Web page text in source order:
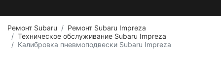
Ремонт Subaru
Ремонт Subaru Impreza
Техническое обслуживание Subaru Impreza
Калибровка пневмоподвески Subaru Impreza